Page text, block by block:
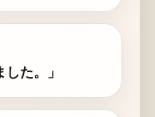
た。」